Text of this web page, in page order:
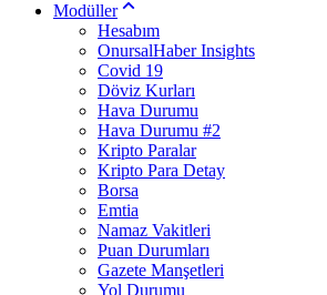
Modüller
Hesabım
OnursalHaber Insights
Covid 19
Döviz Kurları
Hava Durumu
Hava Durumu #2
Kripto Paralar
Kripto Para Detay
Borsa
Emtia
Namaz Vakitleri
Puan Durumları
Gazete Manşetleri
Yol Durumu